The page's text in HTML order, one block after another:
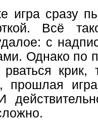
игра сразу
Всё
с
Однако по
рваться
прошлая